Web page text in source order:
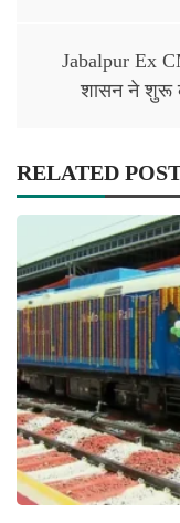
Jabalpur Ex
शासन ने शुरू
RELATED